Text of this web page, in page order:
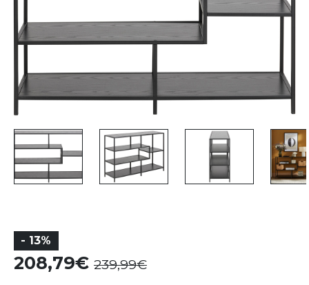
- 13%
208,79 239,99